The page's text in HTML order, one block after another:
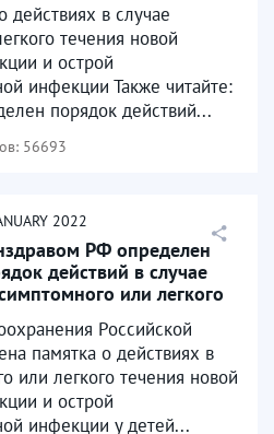
действиях в случае
течения новой
и острой
инфекции Также читайте:
порядок действий...
56693
2022
РФ определен
действий в случае
или легкого
Российской
памятка о действиях в
или легкого течения новой
и острой
инфекции у детей...